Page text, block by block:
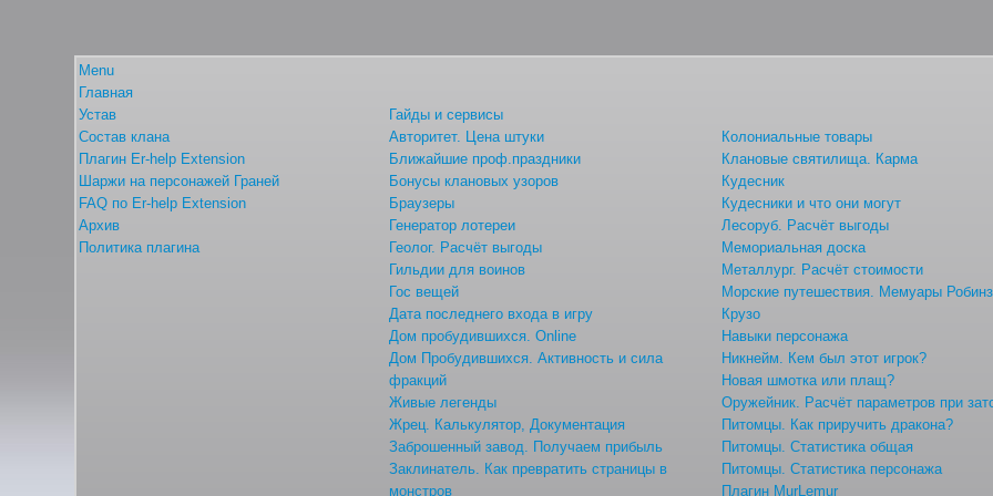
Menu
Главная
Устав
Состав клана
Плагин Er-help Extension
Шаржи на персонажей Граней
FAQ по Er-help Extension
Архив
Политика плагина
Гайды и сервисы
Авторитет. Цена штуки
Ближайшие проф.праздники
Бонусы клановых узоров
Браузеры
Генератор лотереи
Геолог. Расчёт выгоды
Гильдии для воинов
Гос вещей
Дата последнего входа в игру
Дом пробудившихся. Online
Дом Пробудившихся. Активность и сила
фракций
Живые легенды
Жрец. Калькулятор, Документация
Заброшенный завод. Получаем прибыль
Заклинатель. Как превратить страницы в
монстров
Колониальные товары
Клановые святилища. Карма
Кудесник
Кудесники и что они могут
Лесоруб. Расчёт выгоды
Мемориальная доска
Металлург. Расчёт стоимости
Морские путешествия. Мемуары
Крузо
Навыки персонажа
Никнейм. Кем был этот игрок?
Новая шмотка или плащ?
Оружейник. Расчёт параметров при
Питомцы. Как приручить дракона?
Питомцы. Статистика общая
Питомцы. Статистика персонажа
Плагин MurLemur